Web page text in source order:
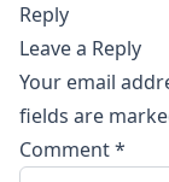
Reply
Leave a Reply
Your email
fields are
Comment*